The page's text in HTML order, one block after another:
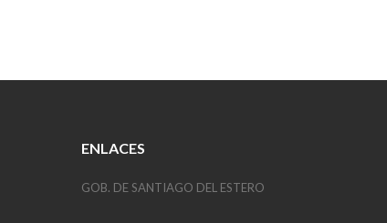
ENLACES
GOB. DE SANTIAGO DEL ESTERO